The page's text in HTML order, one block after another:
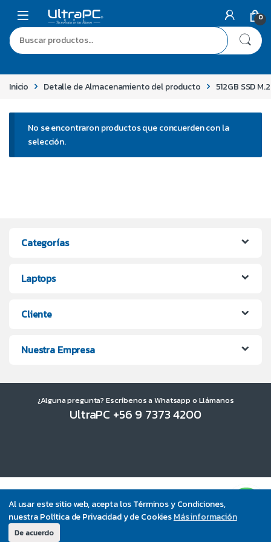
Al usar este sitio web, acepta los Términos y Condiciones,
nuestra Política de Privacidad y de CookiesMás información
De acuerdo
0
Inicio Detalle de Almacenamiento del producto 512GB SSD
No se encontraron productos que concuerden con la
selección.
Categorías
Laptops
Cliente
Nuestra Empresa
¿Alguna pregunta? Escríbenos a Whatsapp o Llámanos
UltraPC +56 9 7373 4200